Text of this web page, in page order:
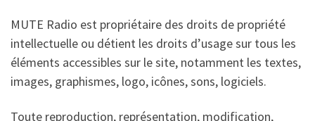
MUTE Radio est propriétaire des droits de propriété
intellectuelle ou détient les droits d’usage sur tous les
éléments accessibles sur le site, notamment les textes,
images, graphismes, logo, icônes, sons, logiciels.
Toute reproduction, représentation, modification,